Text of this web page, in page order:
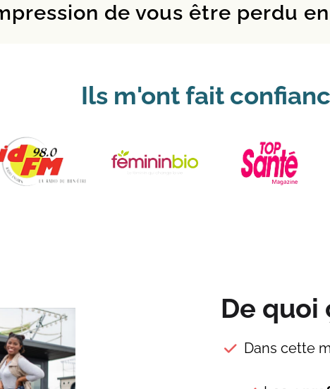
de vous être perdu
Ils m'ont fait
De quoi
Dans cette